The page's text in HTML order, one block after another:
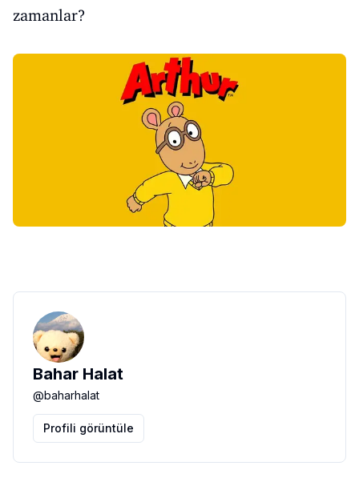
zamanlar?
Bahar Halat
@baharhalat
Profili görüntüle